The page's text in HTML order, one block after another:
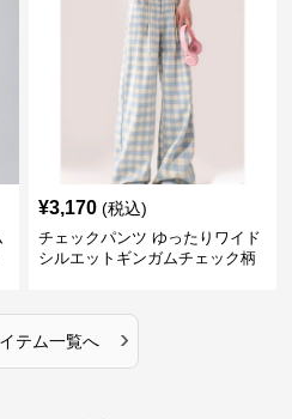
¥3,170 (税込)
チェックパンツ ゆったりワイド
シルエットギンガムチェック柄
テム一覧へ ›